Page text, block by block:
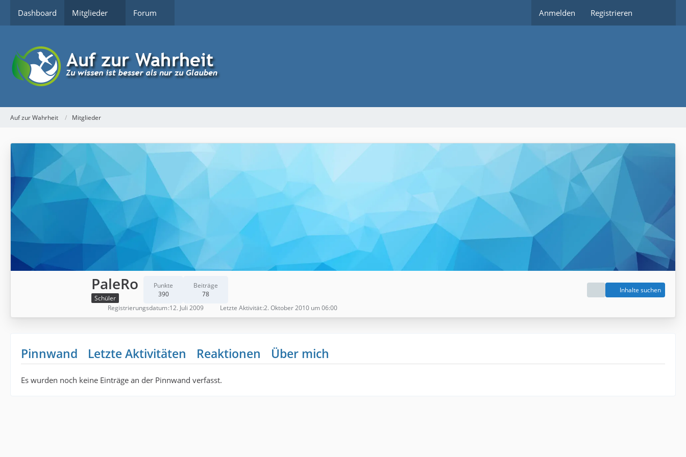
Dashboard Mitglieder Forum Anmelden Registrieren
Auf zur Wahrheit Mitglieder
PaleRo
Schüler
Punkte
390
Beiträge
78
Inhalte suchen
Registrierungsdatum 12. Juli 2009 Letzte Aktivität 2. Oktober 2010 um 06:00
Pinnwand Letzte Aktivitäten Reaktionen Über mich
Es wurden noch keine Einträge an der Pinnwand verfasst.